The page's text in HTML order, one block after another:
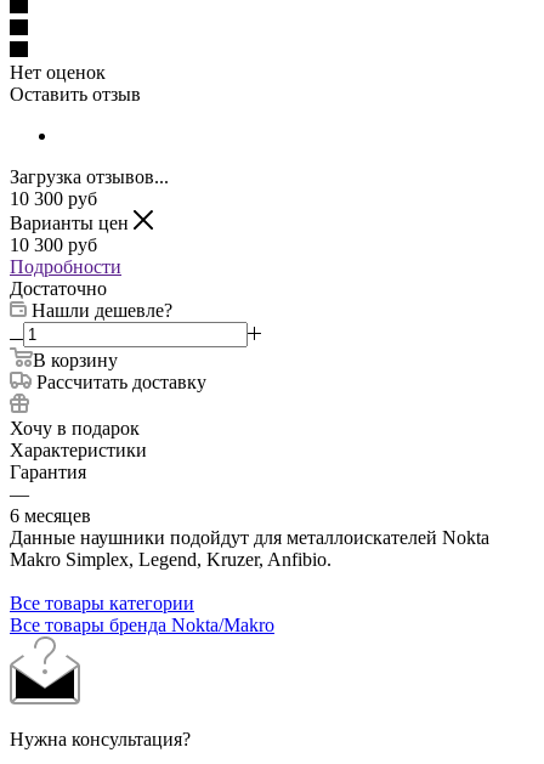
Нет оценок
Оставить отзыв
Загрузка отзывов...
10 300 руб
Варианты цен
10 300 руб
Подробности
Достаточно
Нашли дешевле?
В корзину
Рассчитать доставку
Хочу в подарок
Характеристики
Гарантия
—
6 месяцев
Данные наушники подойдут для металлоискателей Nokta
Makro Simplex, Legend, Kruzer, Anfibio.
Все товары категории
Все товары бренда Nokta/Makro
Нужна консультация?